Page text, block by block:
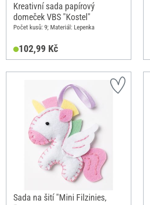
Kreativní sada papírový
domeček VBS "Kostel"
Počet kusů: 9; Materiál: Lepenka
102,99 Kč
Sada na šití "Mini Filzinies,